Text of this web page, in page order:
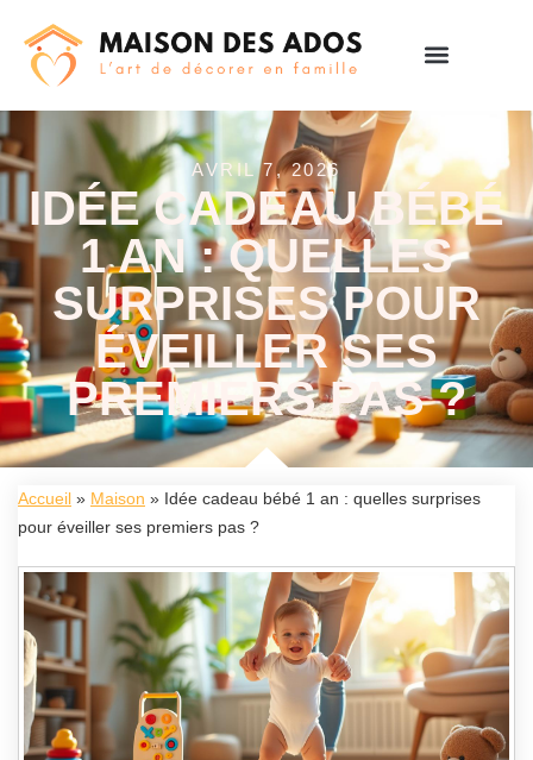
AVRIL 7, 2026
IDÉE CADEAU BÉBÉ
1 AN : QUELLES
SURPRISES POUR
ÉVEILLER SES
PREMIERS PAS ?
Accueil » Maison » Idée cadeau bébé 1 an : quelles surprises
pour éveiller ses premiers pas ?